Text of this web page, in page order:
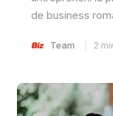
de business
Team 2